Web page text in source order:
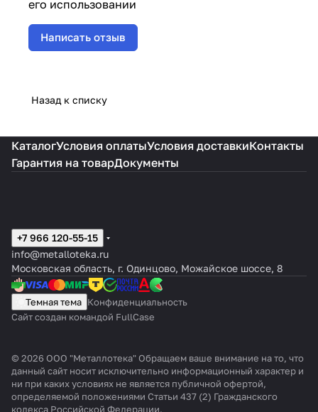
его использовании
Написать отзыв
Назад к списку
КаталогУсловия оплатыУсловия доставкиКонтакты
Гарантия на товарДокументы
+7 966 120-55-15
info@metalloteka.ru
Московская область, г. Одинцово, Можайское шоссе, 8
Темная тема Конфиденциальность
Сайт создан командой FullCase
© 2026 ООО "Металлотека" Обращаем ваше внимание на то, что
данный сайт носит исключительно информационный характер и
ни при каких условиях не является публичной офертой,
определяемой положениями Статьи 437 (2) Гражданского
кодекса Российской Федерации.